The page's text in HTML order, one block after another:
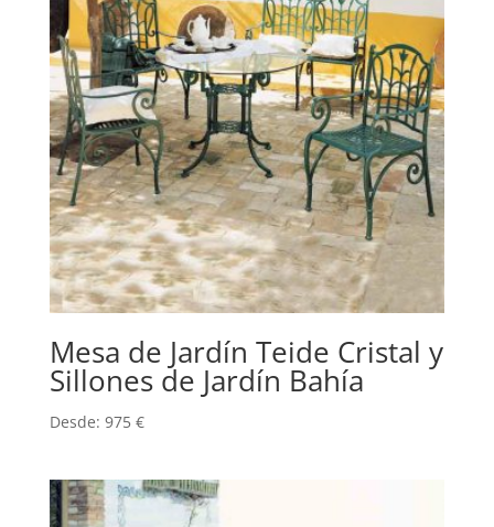
Mesa de Jardín Teide Cristal y
Sillones de Jardín Bahía
Desde: 975 €